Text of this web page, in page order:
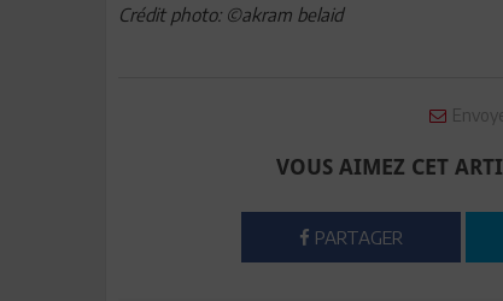
Crédit photo: ©akram belaid
VOUS AIMEZ CET
PARTAGER